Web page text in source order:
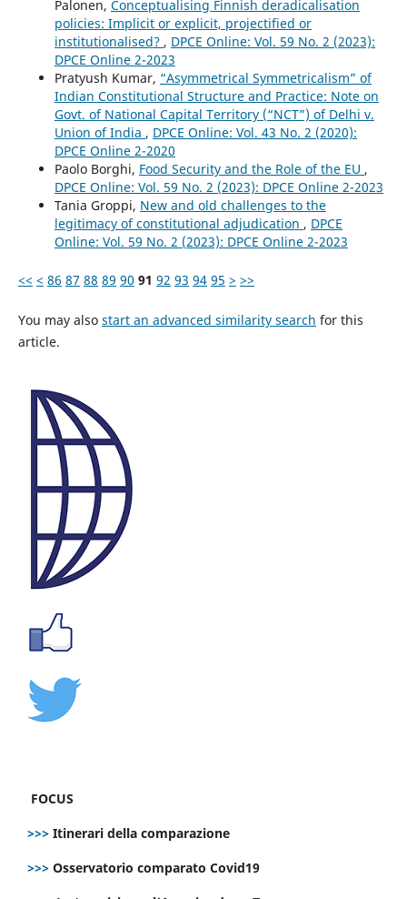
Palonen, Conceptualising Finnish deradicalisation
policies: Implicit or explicit, projectified or
institutionalised? , DPCE Online: Vol. 59 No. 2 (2023):
DPCE Online 2-2023
Pratyush Kumar, “Asymmetrical Symmetricalism” of
Indian Constitutional Structure and Practice: Note on
Govt. of National Capital Territory (“NCT”) of Delhi v.
Union of India , DPCE Online: Vol. 43 No. 2 (2020):
DPCE Online 2-2020
Paolo Borghi, Food Security and the Role of the EU ,
DPCE Online: Vol. 59 No. 2 (2023): DPCE Online 2-2023
Tania Groppi, New and old challenges to the
legitimacy of constitutional adjudication , DPCE
Online: Vol. 59 No. 2 (2023): DPCE Online 2-2023
<< < 86 87 88 89 90 91 92 93 94 95 > >>
You may also start an advanced similarity search for this
article.
FOCUS
>>> Itinerari della comparazione
>>> Osservatorio comparato Covid19